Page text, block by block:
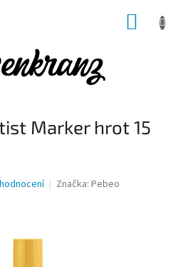
Marker hrot 15
Značka: Pebeo